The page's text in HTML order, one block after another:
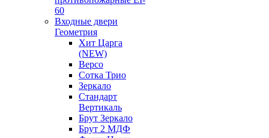
60
Входные двери
Геометрия
Хит Царга
(NEW)
Версо
Сотка Трио
Зеркало
Стандарт
Вертикаль
Брут Зеркало
Брут 2 МДФ